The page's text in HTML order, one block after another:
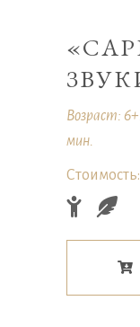
Возраст:
мин.